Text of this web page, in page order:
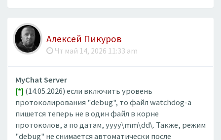
Алексей Пикуров
Чт май 14, 2026 11:33 am
MyChat Server
[*] (14.05.2026) если включить уровень
протоколирования "debug", то файл watchdog-а
пишется теперь не в один файл в корне
протоколов, а по датам, yyyy\mm\dd\. Также, режим
"debug" не снимается автоматически после